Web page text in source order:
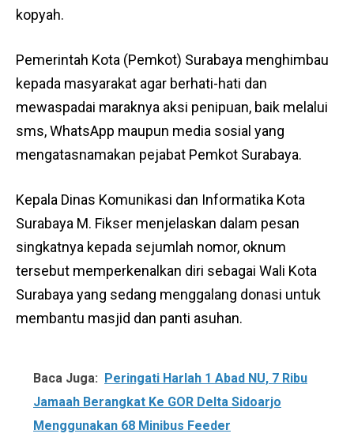
kopyah.
Pemerintah Kota (Pemkot) Surabaya menghimbau
kepada masyarakat agar berhati-hati dan
mewaspadai maraknya aksi penipuan, baik melalui
sms, WhatsApp maupun media sosial yang
mengatasnamakan pejabat Pemkot Surabaya.
Kepala Dinas Komunikasi dan Informatika Kota
Surabaya M. Fikser menjelaskan dalam pesan
singkatnya kepada sejumlah nomor, oknum
tersebut memperkenalkan diri sebagai Wali Kota
Surabaya yang sedang menggalang donasi untuk
membantu masjid dan panti asuhan.
Baca Juga: Peringati Harlah 1 Abad NU, 7 Ribu
Jamaah Berangkat Ke GOR Delta Sidoarjo
Menggunakan 68 Minibus Feeder